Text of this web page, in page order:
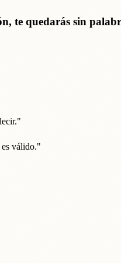
te quedarás sin
válido."